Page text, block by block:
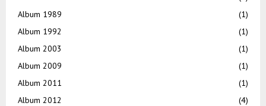
Album 1989
(1)
Album 1992
(1)
Album 2003
(1)
Album 2009
(1)
Album 2011
(1)
Album 2012
(4)